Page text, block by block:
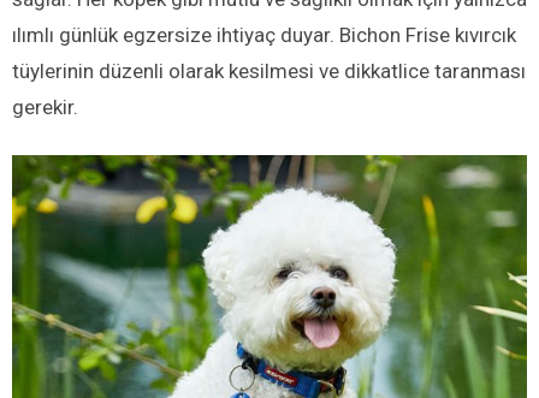
ılımlı günlük egzersize ihtiyaç duyar. Bichon Frise kıvırcık
tüylerinin düzenli olarak kesilmesi ve dikkatlice taranması
gerekir.